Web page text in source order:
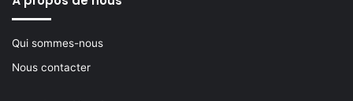
Qui sommes-nous
Nous contacter